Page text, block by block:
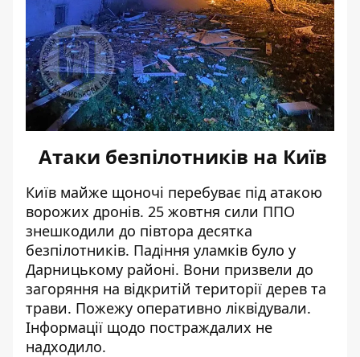
Атаки безпілотників на Київ
Київ майже щоночі перебуває під атакою
ворожих дронів. 25 жовтня сили ППО
знешкодили до півтора десятка
безпілотників. Падіння уламків було у
Дарницькому районі. Вони призвели до
загоряння на відкритій території дерев та
трави. Пожежу оперативно ліквідували.
Інформації щодо постраждалих не
надходило.